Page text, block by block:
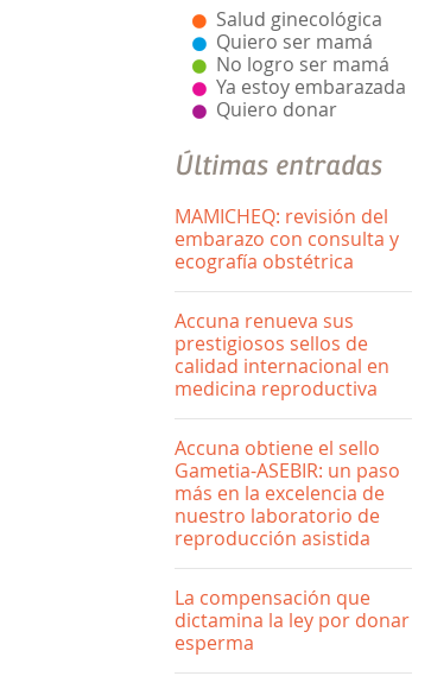
Salud ginecológica
Quiero ser mamá
No logro ser mamá
Ya estoy embarazada
Quiero donar
Últimas entradas
MAMICHEQ: revisión del
embarazo con consulta y
ecografía obstétrica
Accuna renueva sus
prestigiosos sellos de
calidad internacional en
medicina reproductiva
Accuna obtiene el sello
Gametia-ASEBIR: un paso
más en la excelencia de
nuestro laboratorio de
reproducción asistida
La compensación que
dictamina la ley por donar
esperma